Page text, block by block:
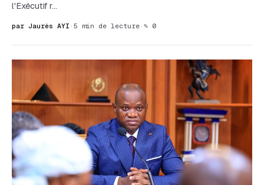
l'Exécutif r…
par Jaurès AYI · 5 min de lecture · ✎ 0